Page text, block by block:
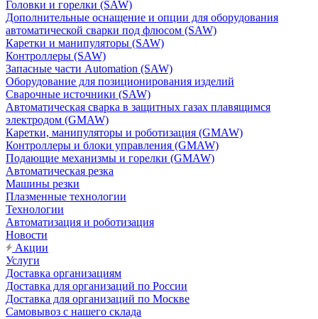
Головки и горелки (SAW)
Дополнительные оснащение и опции для оборудования
автоматической сварки под флюсом (SAW)
Каретки и манипуляторы (SAW)
Контроллеры (SAW)
Запасные части Automation (SAW)
Оборудование для позиционирования изделий
Сварочные источники (SAW)
Автоматическая сварка в защитных газах плавящимся
электродом (GMAW)
Каретки, манипуляторы и роботизация (GMAW)
Контроллеры и блоки управления (GMAW)
Подающие механизмы и горелки (GMAW)
Автоматическая резка
Машины резки
Плазменные технологии
Технологии
Автоматизация и роботизация
Новости
Акции
Услуги
Доставка организациям
Доставка для организаций по России
Доставка для организаций по Москве
Самовывоз с нашего склада